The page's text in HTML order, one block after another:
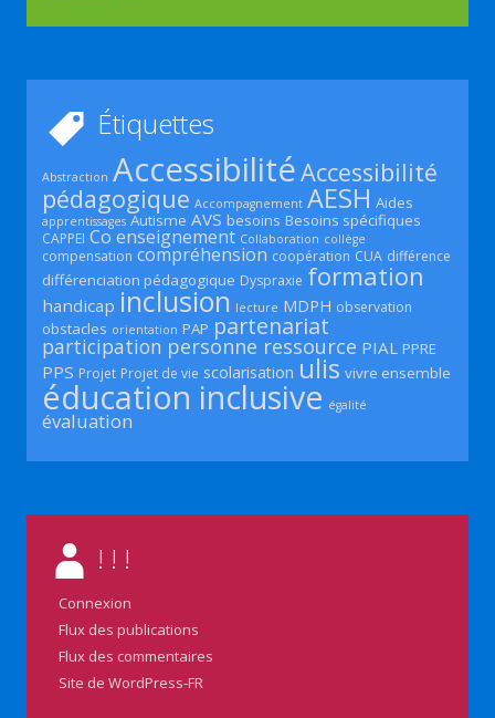
Étiquettes
Abstraction AccessibilitéAccessibilité
pédagogique Accompagnement AESH Aides
apprentissages Autisme AVS besoins Besoins spécifiques
CAPPEI Co enseignement Collaboration collège
compensation compréhension coopération CUA différence
différenciation pédagogique Dyspraxie formation
handicap inclusion lecture MDPH observation
obstacles orientation PAP partenariat
participation personne ressource PIAL PPRE
PPS Projet Projet de vie scolarisation ulis vivre ensemble
éducation inclusive égalité
évaluation
! ! !
Connexion
Flux des publications
Flux des commentaires
Site de WordPress-FR